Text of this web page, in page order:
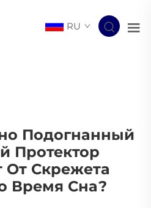
RU
Подогнанный
Протектор
Скрежета
Время Сна?